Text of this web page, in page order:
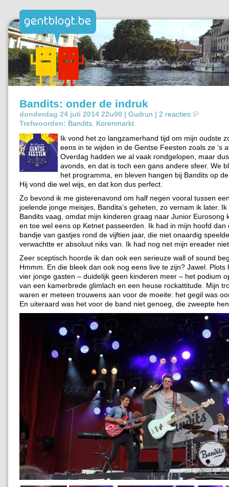
Bandits: onder de indruk
donderdag 24 juli 2014 22u00 | Gudrun | 2 reacties
Trefwoorden: Bandits Korenmarkt
Ik vond het zo langzamerhand tijd om mijn oudste
eens in te wijden in de Gentse Feesten zoals ze ‘s
Overdag hadden we al vaak rondgelopen, maar dus
avonds, en dat is toch een gans andere sfeer. We
het programma, en bleven hangen bij Bandits op
Hij vond die wel wijs, en dat kon dus perfect.
Zo bevond ik me gisterenavond om half negen vooral tussen
joelende jonge meisjes, Bandita’s geheten, zo vernam ik later.
Bandits vaag, omdat mijn kinderen graag naar Junior Eurosong
en toe wel eens op Ketnet passeerden. Ik had in mijn hoofd dan
bandje van gastjes rond de vijftien jaar, die niet onaardig
verwachtte er absoluut niks van. Ik had nog net mijn ereader
Zeer sceptisch hoorde ik dan ook een serieuze wall of sound
Hmmm. En die bleek dan ook nog eens live te zijn? Jawel. Plots
vier jonge gasten – duidelijk geen kinderen meer – het podium
van een kamerbrede glimlach en een heuse rockattitude. Mijn
waren er meteen trouwens aan voor de moeite: het gegil was
En uiteraard was het voor de band niet genoeg, die zweepte